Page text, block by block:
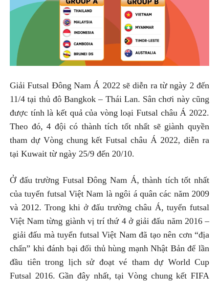
Giải Futsal Đông Nam Á 2022 sẽ diễn ra từ ngày 2 đến
11/4 tại thủ đô Bangkok – Thái Lan. Sân chơi này cũng
được tính là kết quả của vòng loại Futsal châu Á 2022.
Theo đó, 4 đội có thành tích tốt nhất sẽ giành quyền
tham dự Vòng chung kết Futsal châu Á 2022, diễn ra
tại Kuwait từ ngày 25/9 đến 20/10.
Ở đấu trường Futsal Đông Nam Á, thành tích tốt nhất
của tuyển futsal Việt Nam là ngôi á quân các năm 2009
và 2012. Trong khi ở đấu trường châu Á, tuyển futsal
Việt Nam từng giành vị trí thứ 4 ở giải đấu năm 2016 –
giải đấu mà tuyển futsal Việt Nam đã tạo nên cơn “địa
chấn” khi đánh bại đối thủ hùng mạnh Nhật Bản để lần
đầu tiên trong lịch sử đoạt vé tham dự World Cup
Futsal 2016. Gần đây nhất, tại Vòng chung kết FIFA